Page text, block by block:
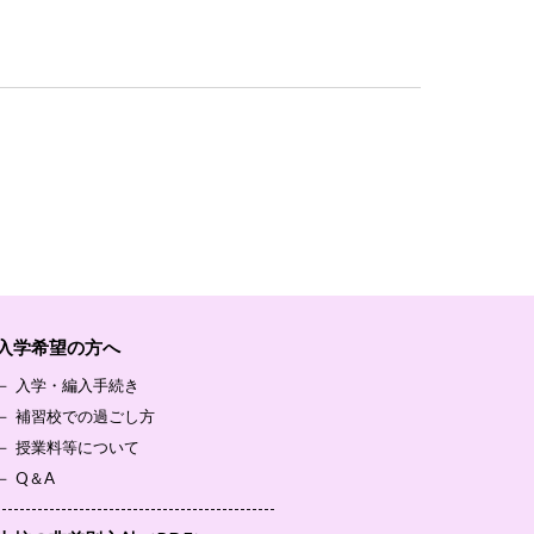
学希望の方へ
入学・編入手続き
補習校での過ごし方
授業料等について
Q＆A